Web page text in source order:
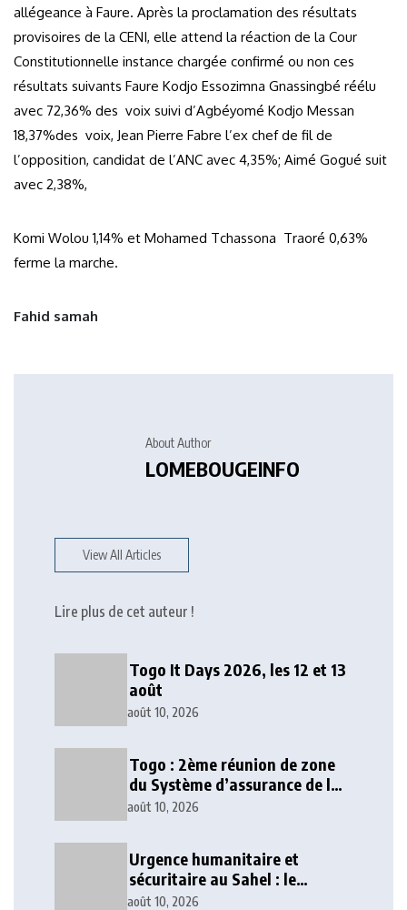
allégeance à Faure. Après la proclamation des résultats
provisoires de la CENI, elle attend la réaction de la Cour
Constitutionnelle instance chargée confirmé ou non ces
résultats suivants Faure Kodjo Essozimna Gnassingbé réélu
avec 72,36% des voix suivi d’Agbéyomé Kodjo Messan
18,37%des voix, Jean Pierre Fabre l’ex chef de fil de
l’opposition, candidat de l’ANC avec 4,35%; Aimé Gogué suit
avec 2,38%,
Komi Wolou 1,14% et Mohamed Tchassona Traoré 0,63%
ferme la marche.
Fahid samah
About Author
LOMEBOUGEINFO
View All Articles
Lire plus de cet auteur !
Togo It Days 2026, les 12 et 13
août
août 10, 2026
Togo : 2ème réunion de zone
du Système d’assurance de la
Carte Brune Cedeao
août 10, 2026
Urgence humanitaire et
sécuritaire au Sahel : le
Conseil de paix et de sécurité
août 10, 2026